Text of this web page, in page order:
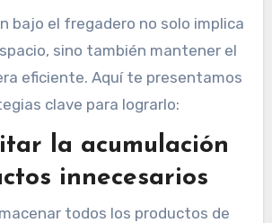
bajo el fregadero no solo implica
sino también mantener el
eficiente. Aquí te presentamos
clave para lograrlo:
la acumulación
innecesarios
todos los productos de